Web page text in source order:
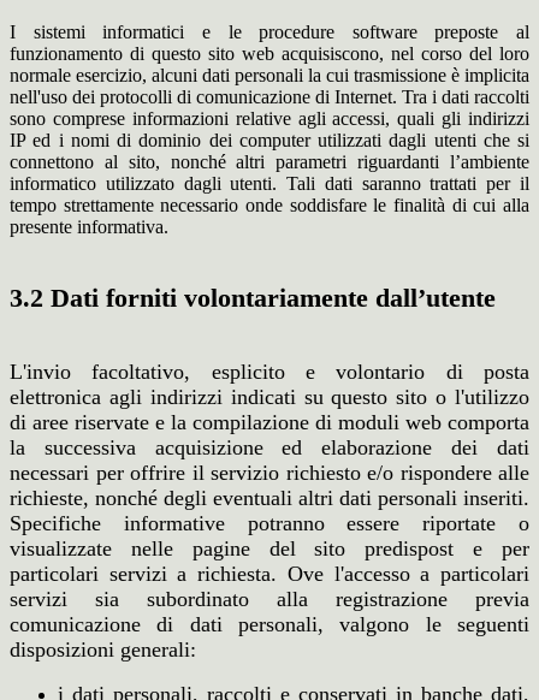
I sistemi informatici e le procedure software preposte al
funzionamento di questo sito web acquisiscono, nel corso del loro
normale esercizio, alcuni dati personali la cui trasmissione è implicita
nell'uso dei protocolli di comunicazione di Internet. Tra i dati raccolti
sono comprese informazioni relative agli accessi, quali gli indirizzi
IP ed i nomi di dominio dei computer utilizzati dagli utenti che si
connettono al sito, nonché altri parametri riguardanti l’ambiente
informatico utilizzato dagli utenti. Tali dati saranno trattati per il
tempo strettamente necessario onde soddisfare le finalità di cui alla
presente informativa.
3.2 Dati forniti volontariamente dall’utente
L'invio facoltativo, esplicito e volontario di posta
elettronica agli indirizzi indicati su questo sito o l'utilizzo
di aree riservate e la compilazione di moduli web comporta
la successiva acquisizione ed elaborazione dei dati
necessari per offrire il servizio richiesto e/o rispondere alle
richieste, nonché degli eventuali altri dati personali inseriti.
Specifiche informative potranno essere riportate o
visualizzate nelle pagine del sito predispost e per
particolari servizi a richiesta. Ove l'accesso a particolari
servizi sia subordinato alla registrazione previa
comunicazione di dati personali, valgono le seguenti
disposizioni generali:
i dati personali, raccolti e conservati in banche dati,